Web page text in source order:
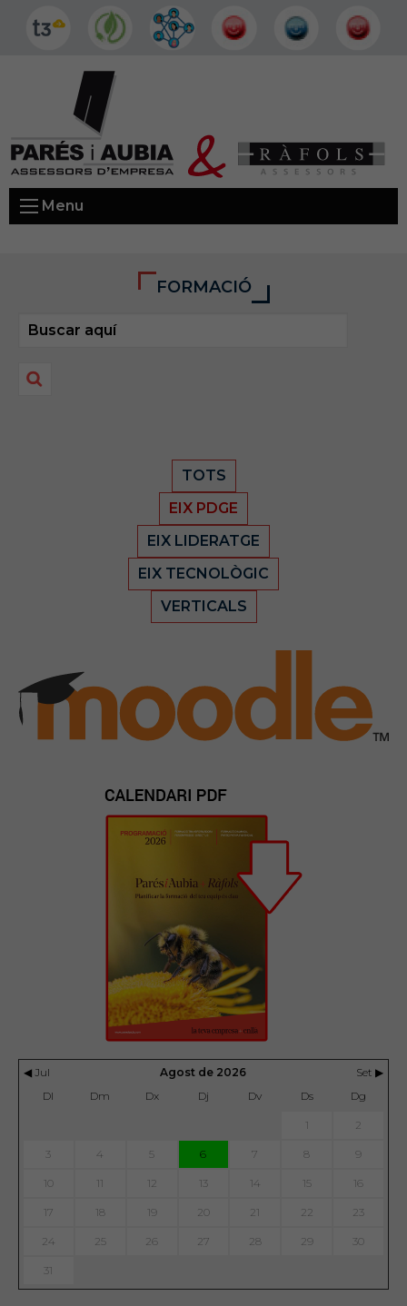
Menu
FORMACIÓ
TOTS
EIX PDGE
EIX LIDERATGE
EIX TECNOLÒGIC
VERTICALS
◀ Jul Agost de 2026
Set ▶
Dl
Dm Dx Dj Dv Ds Dg
1 2
3 4 5 6 7 8 9
10 11 12 13 14 15 16
17 18 19 20 21 22 23
24 25 26 27 28 29 30
31